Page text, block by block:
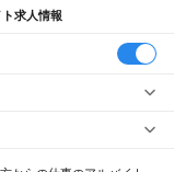
求人情報